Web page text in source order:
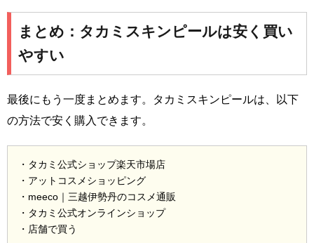
まとめ：タカミスキンピールは安く買い
やすい
最後にもう一度まとめます。タカミスキンピールは、以下
の方法で安く購入できます。
・タカミ公式ショップ楽天市場店
・アットコスメショッピング
・meeco｜三越伊勢丹のコスメ通販
・タカミ公式オンラインショップ
・店舗で買う